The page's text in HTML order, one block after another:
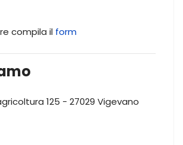
compila il form
125 - 27029 Vigevano